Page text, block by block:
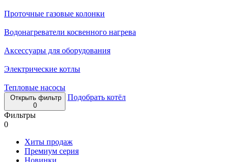
Проточные газовые колонки
Водонагреватели косвенного нагрева
Аксессуары для оборудования
Электрические котлы
Тепловые насосы
Открыть фильтр
0
Подобрать котёл
Фильтры
0
Хиты продаж
Премиум серия
Новинки